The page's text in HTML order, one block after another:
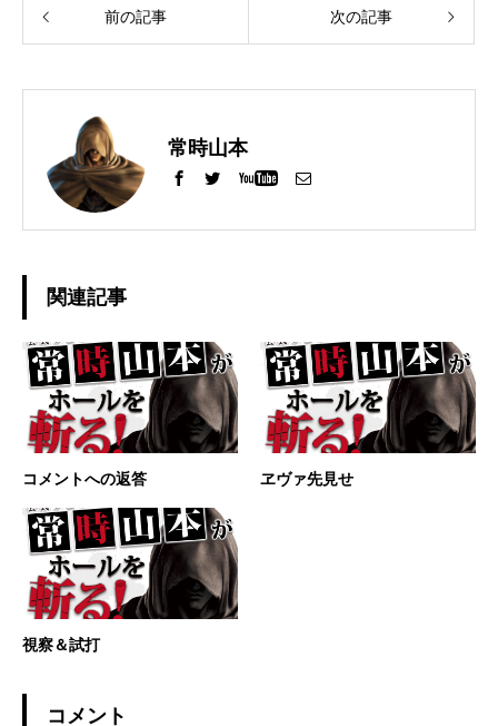
前の記事 次の記事
常時山本
関連記事
コメントへの返答 ヱヴァ先見せ
視察＆試打
コメント